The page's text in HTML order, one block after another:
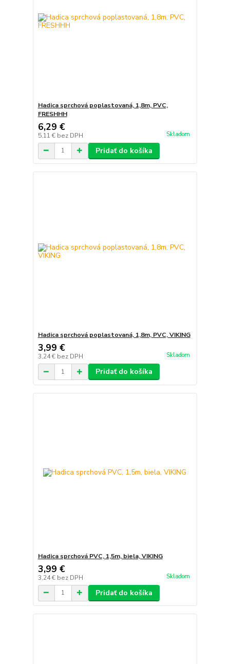
Hadica sprchová poplastovaná, 1,8m, PVC,
FRESHHH
6,29 €
5,11 € bez DPH Skladom
Pridať do košíka
Hadica sprchová poplastovaná, 1,8m, PVC, VIKING
3,99 €
3,24 € bez DPH Skladom
Pridať do košíka
Hadica sprchová PVC, 1,5m, biela, VIKING
3,99 €
3,24 € bez DPH Skladom
Pridať do košíka